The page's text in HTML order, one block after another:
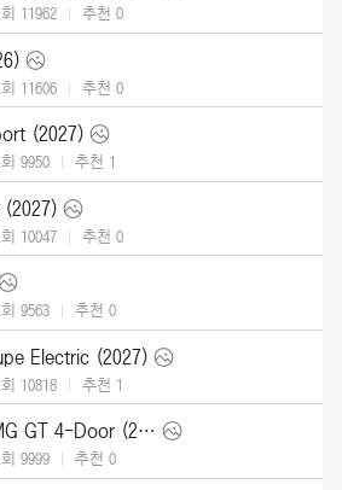
11962 추천 0
11606 추천 0
(2027)
9950 추천 1
(2027)
10047 추천 0
9563 추천 0
Electric (2027)
10818 추천 1
메르세데스-벤츠 AMG GT 4-Door (2027)
9999 추천 0